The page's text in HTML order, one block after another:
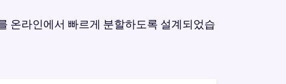
온라인에서 빠르게 분할하도록 설계되었습